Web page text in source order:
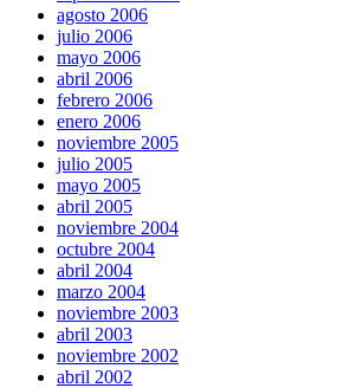
agosto 2006
julio 2006
mayo 2006
abril 2006
febrero 2006
enero 2006
noviembre 2005
julio 2005
mayo 2005
abril 2005
noviembre 2004
octubre 2004
abril 2004
marzo 2004
noviembre 2003
abril 2003
noviembre 2002
abril 2002